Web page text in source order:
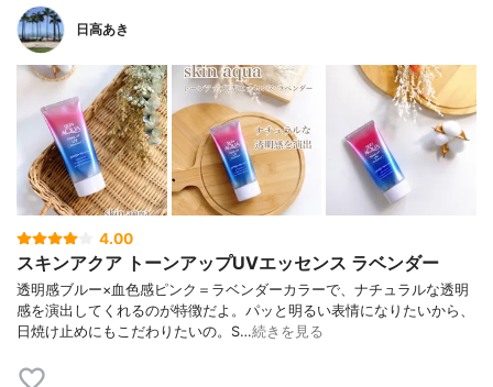
日高あき
4.00
スキンアクア トーンアップUVエッセンス ラベンダー
透明感ブルー×血色感ピンク＝ラベンダーカラーで、ナチュラルな透明
感を演出してくれるのが特徴だよ。パッと明るい表情になりたいから、
日焼け止めにもこだわりたいの。S…続きを見る